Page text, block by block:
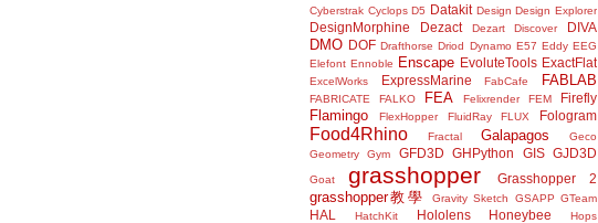
Cyberstrak Cyclops D5 Datakit Design Design Explorer
DesignMorphine Dezact Dezart Discover DIVA
DMO DOF Drafthorse Driod Dynamo E57 Eddy EEG
Elefont Ennoble Enscape EvoluteTools ExactFlat
ExcelWorks ExpressMarine FabCafe FABLAB
FABRICATE FALKO FEA Felixrender FEM Firefly
Flamingo FlexHopper FluidRay FLUX Fologram
Food4Rhino Fractal Galapagos
Geco
Geometry Gym
GFD3D GHPython GIS GJD3D
Goat grasshopper Grasshopper 2
grasshopper教學 Gravity Sketch GSAPP GTeam
HAL HatchKit Hololens Honeybee
Hops